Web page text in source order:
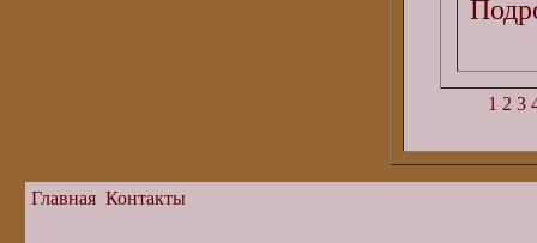
1 2 3
Главная Контакты